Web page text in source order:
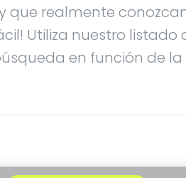
que realmente
Utiliza nuestro
en función de